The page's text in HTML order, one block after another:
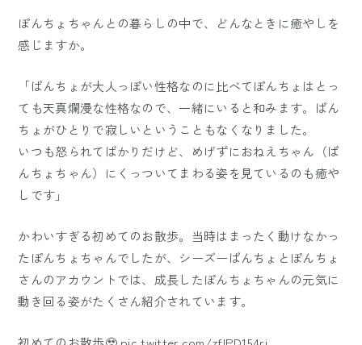
ぽんちょちゃんとの暮らしの中で、どんなときに癒やしを
感じますか。
「ぱんちょが大人っぽい性格なのに比べてぽんちょはとっ
ても天真爛漫な性格なので、一緒にいると和みます。ぱん
ちょがひとりで寂しいということもなくなりました。
いつも怒られてばかりだけど、めげずにおねえちゃん（ぱ
んちょちゃん）にくっついてまわる姿を見ているのも癒や
しです」
かわいすぎる初めてのお散歩。当時はまったく動けなかっ
たぽんちょちゃんでしたが、シーズーぱんちょとぽんちょ
さんのアカウントでは、成長したぽんちょちゃんの元気に
動き回る姿がたくさん紹介されています。